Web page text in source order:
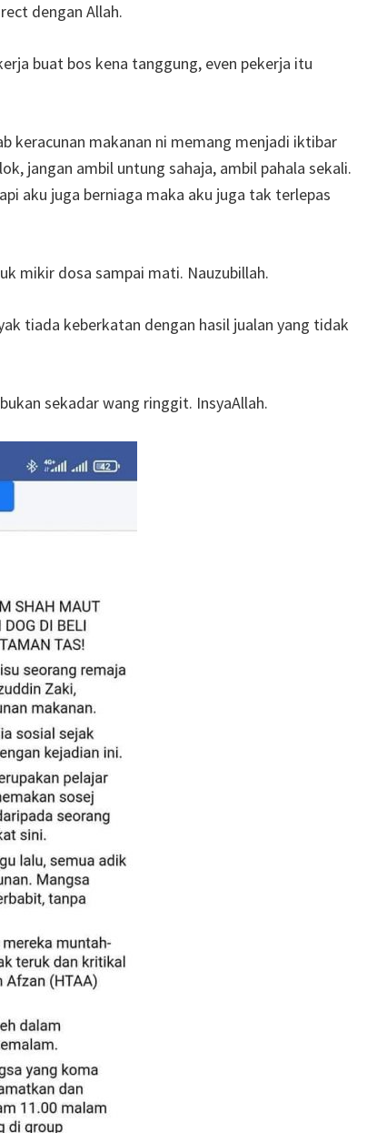
dengan Allah.
buat bos kena tanggung, even pekerja itu
keracunan makanan ni memang menjadi iktibar
jangan ambil untung sahaja, ambil pahala sekali.
aku juga berniaga maka aku juga tak terlepas
mikir dosa sampai mati. Nauzubillah.
tiada keberkatan dengan hasil jualan yang tidak
sekadar wang ringgit. InsyaAllah.